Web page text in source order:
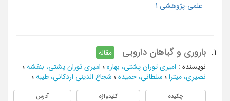
علمی-پژوهشی 1
1. باروری و گیاهان دارویی
مقاله
نویسنده : امیری توران پشتی، بهاره ؛ امیری توران پشتی، بنفشه ؛
نصیری، میترا ؛ سلطانی، حمیده ؛ شجاع الدینی اردکانی، طیبه ؛
چکیده کلیدواژه آدرس